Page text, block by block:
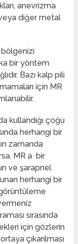
anevrizma
diğer metal
bir yöntem
Bazı kalp pili
için MR
kullandığı çoğu
herhangi bir
zamanda
MR a bir
ve şarapnel
herhangi bir
sırasında
için gözlerin
çıkarılması